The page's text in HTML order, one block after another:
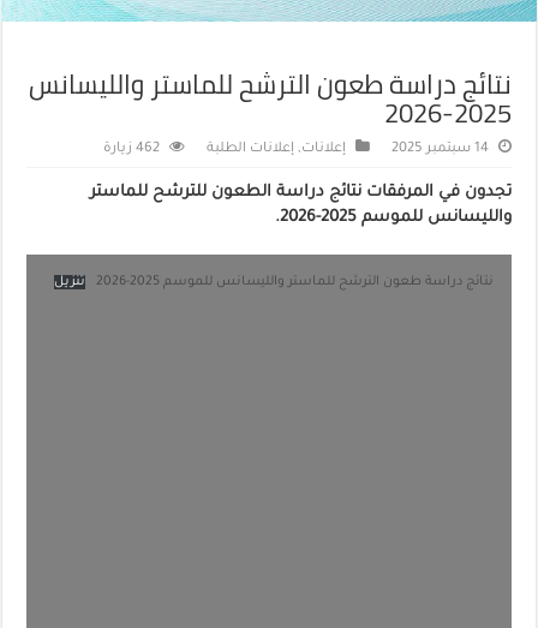
نتائج دراسة طعون الترشح للماستر والليسانس
2025-2026‎
14 سبتمبر 2025 إعلانات, إعلانات الطلبة 462 زيارة
تجدون في المرفقات نتائج دراسة الطعون للترشح للماستر
والليسانس للموسم 2025-2026.
نتائج دراسة طعون الترشح للماستر والليسانس للموسم 2025-2026 تنزيل